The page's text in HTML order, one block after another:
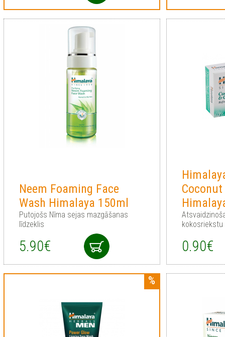
Neem Foaming Face
Wash Himalaya 150ml
Putojošs Nīma sejas mazgāšanas
līdzeklis
5.90€ 0.90€